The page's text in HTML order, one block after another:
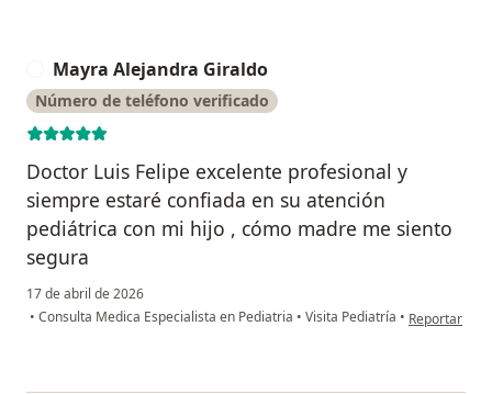
Mayra Alejandra Giraldo
Número de teléfono verificado
Doctor Luis Felipe excelente profesional y
siempre estaré confiada en su atención
pediátrica con mi hijo , cómo madre me siento
segura
17 de abril de 2026
• Consulta Medica Especialista en Pediatria • Visita Pediatría • en opinión
Reportar